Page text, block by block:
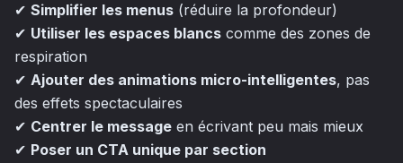
✔ Simplifier les menus (réduire la profondeur)
✔ Utiliser les espaces blancs comme des zones de
respiration
✔ Ajouter des animations micro-intelligentes, pas
des effets spectaculaires
✔ Centrer le message en écrivant peu mais mieux
✔ Poser un CTA unique par section